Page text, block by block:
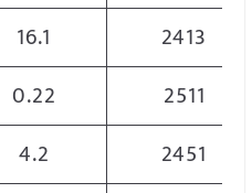
16.1
2413
0.22
2511
4.2
2451